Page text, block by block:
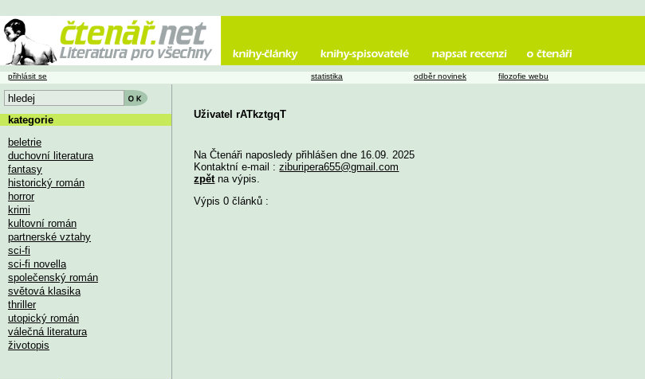
Uživatel rATkztgqT
Na Čtenáři naposledy přihlášen dne 16.09. 2025
Kontaktní e-mail :ziburipera655@gmail.com
zpět na výpis.
Výpis 0 článků :
přihlásit se statistika odběr novinek filozofie webu
kategorie
beletrie
duchovní literatura
fantasy
historický román
horror
krimi
kultovní román
partnerské vztahy
sci-fi
sci-fi novella
společenský román
světová klasika
thriller
utopický román
válečná literatura
životopis